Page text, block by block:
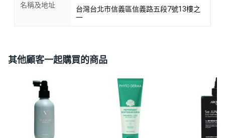
名稱及地址
台灣台北市信義區信義路五段7號13樓之
一
其他顧客一起購買的商品